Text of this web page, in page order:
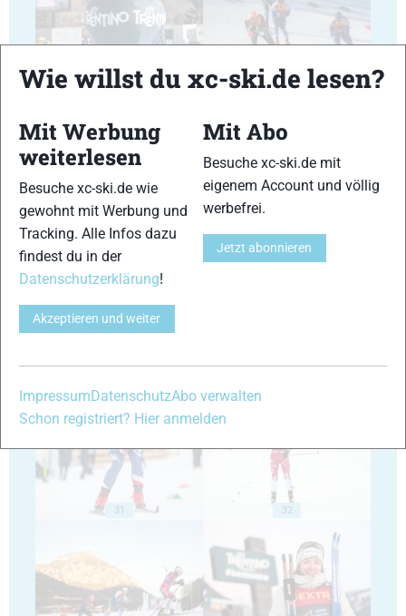
28
31 32
Wie willst du xc-ski.de lesen?
Mit Werbung
weiterlesen
Besuche xc-ski.de wie
gewohnt mit Werbung und
Tracking. Alle Infos dazu
findest du in der
Datenschutzerklärung!
Akzeptieren und weiter
Mit Abo
Besuche xc-ski.de mit
eigenem Account und völlig
werbefrei.
Jetzt abonnieren
ImpressumDatenschutzAbo verwalten
Schon registriert? Hier anmelden